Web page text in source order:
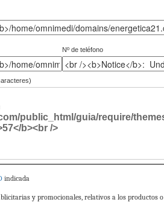
Nº de teléfono
indicada
y promocionales, relativos a los productos o